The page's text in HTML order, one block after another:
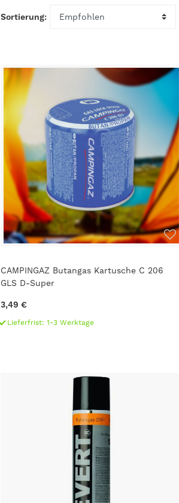
CAMPINGAZ Butangas Kartusche C 206
GLS D-Super
3,49 €
Lieferfrist: 1-3 Werktage